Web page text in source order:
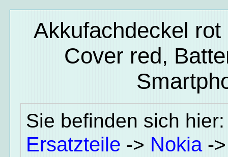
Akkufachdeckel
Cover red,
Sie befinden sich
Ersatzteile -> Nokia-